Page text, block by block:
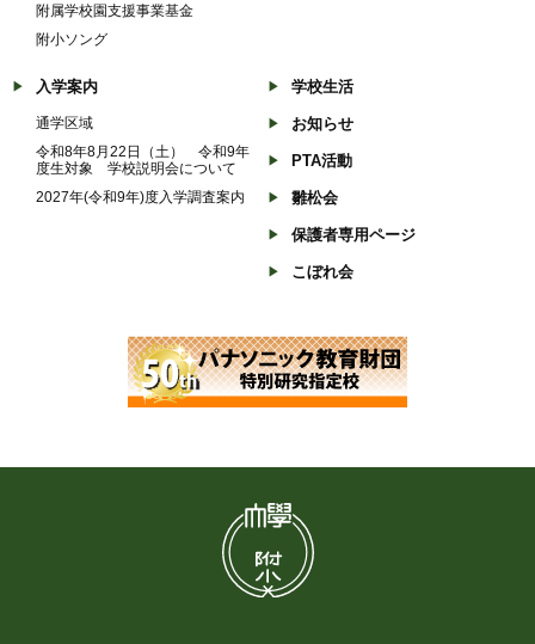
附属学校園支援事業基金
附小ソング
入学案内
通学区域
令和8年8月22日（土） 令和9年
度生対象 学校説明会について
2027年(令和9年)度入学調査案内
学校生活
お知らせ
PTA活動
雛松会
保護者専用ページ
こぼれ会